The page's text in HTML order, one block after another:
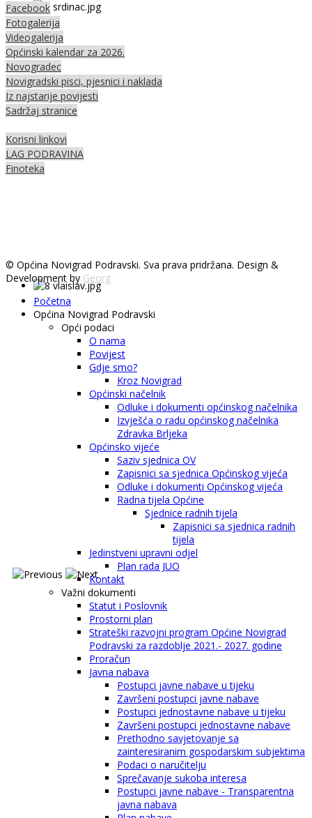
Facebook
Fotogalerija
Videogalerija
Općinski kalendar za 2026.
Novogradec
Novigradski pisci, pjesnici i naklada
Iz najstarije povijesti
Sadržaj stranice
Korisni linkovi
LAG PODRAVINA
Finoteka
© Općina Novigrad Podravski. Sva prava pridržana. Design &
Development by Georg
Početna
Općina Novigrad Podravski
Opći podaci
O nama
Povijest
Gdje smo?
Kroz Novigrad
Općinski načelnik
Odluke i dokumenti općinskog načelnika
Izvješća o radu općinskog načelnika
Zdravka Brljeka
Općinsko vijeće
Saziv sjednica OV
Zapisnici sa sjednica Općinskog vijeća
Odluke i dokumenti Općinskog vijeća
Radna tijela Općine
Sjednice radnih tijela
Zapisnici sa sjednica radnih
tijela
Jedinstveni upravni odjel
Plan rada JUO
Kontakt
Važni dokumenti
Statut i Poslovnik
Prostorni plan
Strateški razvojni program Općine Novigrad
Podravski za razdoblje 2021.- 2027. godine
Proračun
Javna nabava
Postupci javne nabave u tijeku
Završeni postupci javne nabave
Postupci jednostavne nabave u tijeku
Završeni postupci jednostavne nabave
Prethodno savjetovanje sa
zainteresiranim gospodarskim subjektima
Podaci o naručitelju
Sprečavanje sukoba interesa
Postupci javne nabave - Transparentna
javna nabava